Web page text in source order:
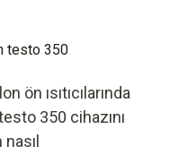
testo 350
ön ısıtıcılarında
350 cihazını